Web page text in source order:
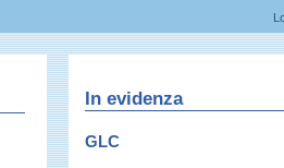
In evidenza
GLC